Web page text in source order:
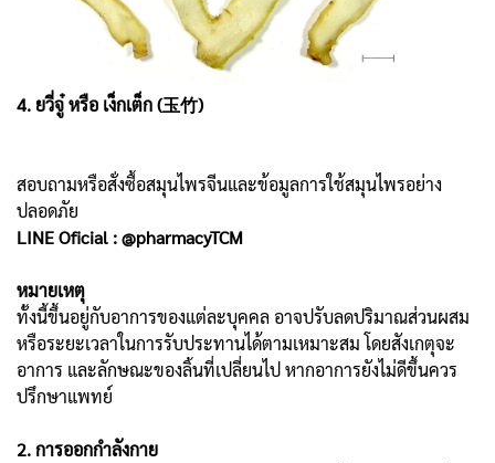
4. ยวี่จู๋ หรือ เง็กเต็ก (玉竹)
สอบถามหรือสั่งซื้อสมุนไพรจีนและข้อมูลการใช้สมุนไพรอย่าง
ปลอดภัย
LINE Oficial : @pharmacyTCM
หมายเหตุ
ทั้งนี้ขึ้นอยู่กับอาการของแต่ละบุคคล อาจปรับลดปริมาณส่วนผสม
หรือระยะเวลาในการรับประทานได้ตามเหมาะสม โดยสังเกตุจะ
อาการ และลักษณะของลิ้นที่เปลี่ยนไป หากอาการยังไม่ดีขึ้นควร
ปรึกษาแพทย์
2. การออกกำลังกาย